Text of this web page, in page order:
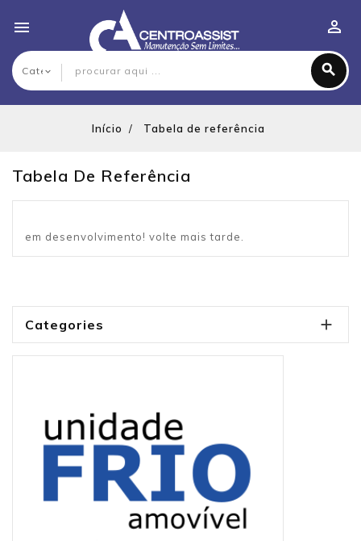

Início Tabela de referência
Tabela De Referência
em desenvolvimento! volte mais tarde.
Categories 